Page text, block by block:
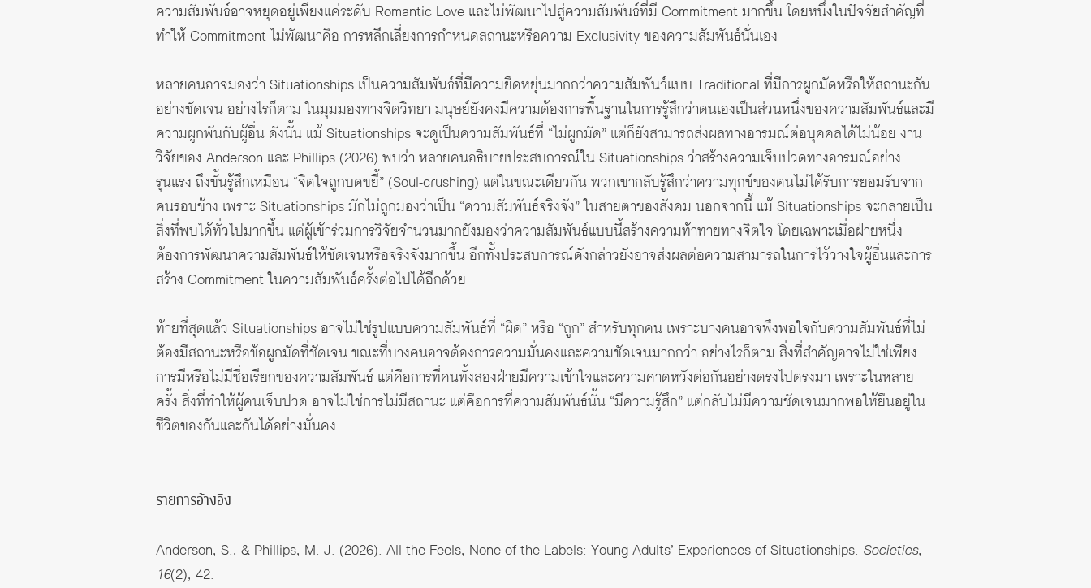
ความสัมพันธ์อาจหยุดอยู่เพียงแค่ระดับ Romantic Love และไม่พัฒนาไปสู่ความสัมพันธ์ที่มี Commitment มากขึ้น โดยหนึ่งในปัจจัยสำคัญที่
ทำให้ Commitment ไม่พัฒนาคือ การหลีกเลี่ยงการกำหนดสถานะหรือความ Exclusivity ของความสัมพันธ์นั่นเอง
หลายคนอาจมองว่า Situationships เป็นความสัมพันธ์ที่มีความยืดหยุ่นมากกว่าความสัมพันธ์แบบ Traditional ที่มีการผูกมัดหรือให้สถานะกัน
อย่างชัดเจน อย่างไรก็ตาม ในมุมมองทางจิตวิทยา มนุษย์ยังคงมีความต้องการพื้นฐานในการรู้สึกว่าตนเองเป็นส่วนหนึ่งของความสัมพันธ์และมี
ความผูกพันกับผู้อื่น ดังนั้น แม้ Situationships จะดูเป็นความสัมพันธ์ที่ “ไม่ผูกมัด” แต่ก็ยังสามารถส่งผลทางอารมณ์ต่อบุคคลได้ไม่น้อย งาน
วิจัยของ Anderson และ Phillips (2026) พบว่า หลายคนอธิบายประสบการณ์ใน Situationships ว่าสร้างความเจ็บปวดทางอารมณ์อย่าง
รุนแรง ถึงขั้นรู้สึกเหมือน “จิตใจถูกบดขยี้” (Soul-crushing) แต่ในขณะเดียวกัน พวกเขากลับรู้สึกว่าความทุกข์ของตนไม่ได้รับการยอมรับจาก
คนรอบข้าง เพราะ Situationships มักไม่ถูกมองว่าเป็น “ความสัมพันธ์จริงจัง” ในสายตาของสังคม นอกจากนี้ แม้ Situationships จะกลายเป็น
สิ่งที่พบได้ทั่วไปมากขึ้น แต่ผู้เข้าร่วมการวิจัยจำนวนมากยังมองว่าความสัมพันธ์แบบนี้สร้างความท้าทายทางจิตใจ โดยเฉพาะเมื่อฝ่ายหนึ่ง
ต้องการพัฒนาความสัมพันธ์ให้ชัดเจนหรือจริงจังมากขึ้น อีกทั้งประสบการณ์ดังกล่าวยังอาจส่งผลต่อความสามารถในการไว้วางใจผู้อื่นและการ
สร้าง Commitment ในความสัมพันธ์ครั้งต่อไปได้อีกด้วย
ท้ายที่สุดแล้ว Situationships อาจไม่ใช่รูปแบบความสัมพันธ์ที่ “ผิด” หรือ “ถูก” สำหรับทุกคน เพราะบางคนอาจพึงพอใจกับความสัมพันธ์ที่ไม่
ต้องมีสถานะหรือข้อผูกมัดที่ชัดเจน ขณะที่บางคนอาจต้องการความมั่นคงและความชัดเจนมากกว่า อย่างไรก็ตาม สิ่งที่สำคัญอาจไม่ใช่เพียง
การมีหรือไม่มีชื่อเรียกของความสัมพันธ์ แต่คือการที่คนทั้งสองฝ่ายมีความเข้าใจและความคาดหวังต่อกันอย่างตรงไปตรงมา เพราะในหลาย
ครั้ง สิ่งที่ทำให้ผู้คนเจ็บปวด อาจไม่ใช่การไม่มีสถานะ แต่คือการที่ความสัมพันธ์นั้น “มีความรู้สึก” แต่กลับไม่มีความชัดเจนมากพอให้ยืนอยู่ใน
ชีวิตของกันและกันได้อย่างมั่นคง
รายการอ้างอิง
Anderson, S., & Phillips, M. J. (2026). All the Feels, None of the Labels: Young Adults’ Experiences of Situationships. Societies,
16(2), 42.